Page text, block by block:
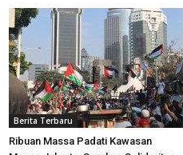
Berita Terbaru
Ribuan Massa Padati Kawasan